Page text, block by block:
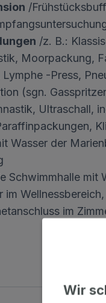
/
/z. B.:
Moorpackung,
-Press,
(sgn.
Ultraschall,
Wasser der
Schwimmhalle mit
im
im
Wir